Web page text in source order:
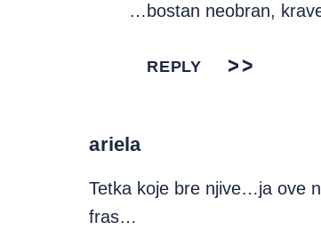
…bostan neobran,
REPLY
ariela
Tetka koje bre njive…ja ove
fras…